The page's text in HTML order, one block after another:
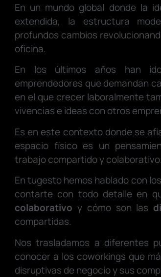
En un mundo global donde la
extendida, la estructura
profundos cambios
oficina.
En los últimos años han
emprendedores que demandan
en el que crecer laboralmente
vivencias e ideas con otros
Es en este contexto donde se
espacio físico es un
trabajo compartido y colaborativo.
En tugesto hemos hablado con
contarte con todo detalle en
colaborativo y cómo son las
compartidas.
Nos trasladamos a diferentes
conocer a los coworkings que
disruptivas de negocio y sus